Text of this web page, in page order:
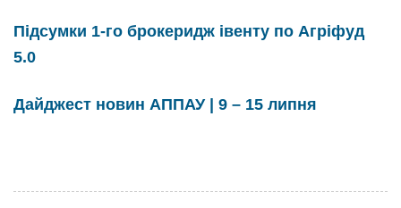
Підсумки 1-го брокеридж івенту по Агріфуд
5.0
Дайджест новин АППАУ | 9 – 15 липня